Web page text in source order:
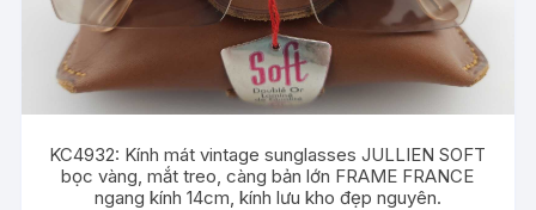
KC4932: Kính mát vintage sunglasses JULLIEN SOFT
bọc vàng, mắt treo, càng bản lớn FRAME FRANCE
ngang kính 14cm, kính lưu kho đẹp nguyên.